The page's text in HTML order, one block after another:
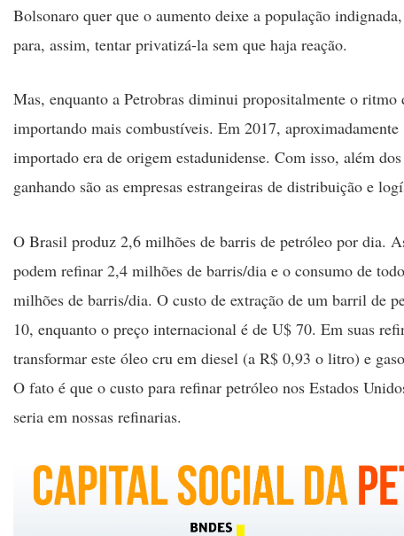
Bolsonaro quer que o aumento deixe a população
para, assim, tentar privatizá-la sem que haja reação.
Mas, enquanto a Petrobras diminui propositalmente o
importando mais combustíveis. Em 2017,
importado era de origem estadunidense. Com isso, além
ganhando são as empresas estrangeiras de distribuição e
O Brasil produz 2,6 milhões de barris de petróleo por dia.
podem refinar 2,4 milhões de barris/dia e o consumo de
milhões de barris/dia. O custo de extração de um barril de
10, enquanto o preço internacional é de U$ 70. Em suas
transformar este óleo cru em diesel (a R$ 0,93 o litro) e
O fato é que o custo para refinar petróleo nos Estados
seria em nossas refinarias.